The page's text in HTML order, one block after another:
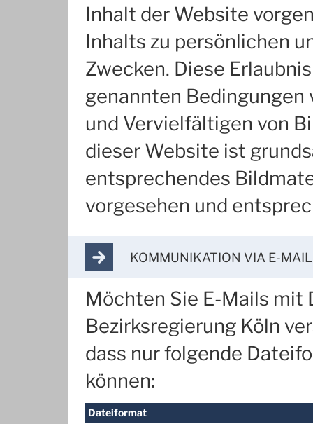
Inhalt der Website
Inhalts zu persönlichen
Zwecken. Diese
genannten Bedingungen
und Vervielfältigen von
dieser Website ist
entsprechendes
vorgesehen und
ARROW_FORWARD KOMMUNIKATION VIA E-MAIL
Möchten Sie E-Mails mit
Bezirksregierung Köln
dass nur folgende
können:
Dateiformat